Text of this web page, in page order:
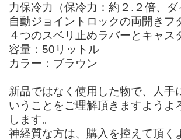
力保冷力（保冷力：約２.２倍、ダ
自動ジョイントロックの両開きフ
４つのスベリ止めラバーとキャス
容量：50リットル
カラー：ブラウン
新品ではなく使用した物で、人手
いうことをご理解頂きますようよ
します。
神経質な方は、購入を控えて頂く